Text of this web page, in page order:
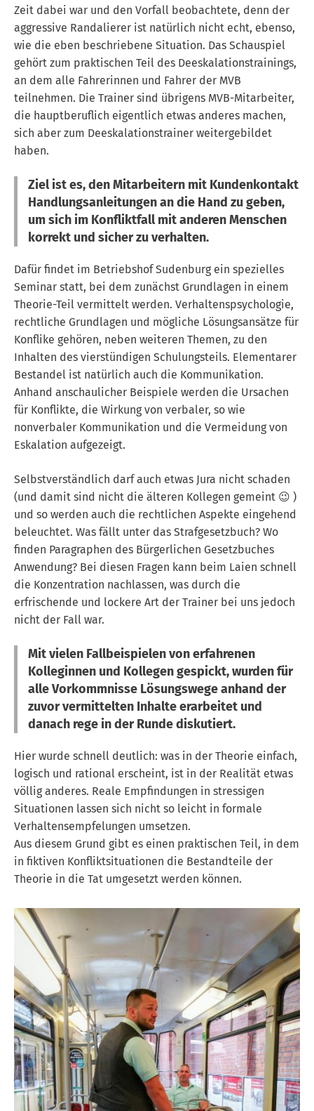
Zeit dabei war und den Vorfall beobachtete, denn der
aggressive Randalierer ist natürlich nicht echt, ebenso,
wie die eben beschriebene Situation. Das Schauspiel
gehört zum praktischen Teil des Deeskalationstrainings,
an dem alle Fahrerinnen und Fahrer der MVB
teilnehmen. Die Trainer sind übrigens MVB-Mitarbeiter,
die hauptberuflich eigentlich etwas anderes machen,
sich aber zum Deeskalationstrainer weitergebildet
haben.
Ziel ist es, den Mitarbeitern mit Kundenkontakt
Handlungsanleitungen an die Hand zu geben,
um sich im Konfliktfall mit anderen Menschen
korrekt und sicher zu verhalten.
Dafür findet im Betriebshof Sudenburg ein spezielles
Seminar statt, bei dem zunächst Grundlagen in einem
Theorie-Teil vermittelt werden. Verhaltenspsychologie,
rechtliche Grundlagen und mögliche Lösungsansätze für
Konflike gehören, neben weiteren Themen, zu den
Inhalten des vierstündigen Schulungsteils. Elementarer
Bestandel ist natürlich auch die Kommunikation.
Anhand anschaulicher Beispiele werden die Ursachen
für Konflikte, die Wirkung von verbaler, so wie
nonverbaler Kommunikation und die Vermeidung von
Eskalation aufgezeigt.
Selbstverständlich darf auch etwas Jura nicht schaden
(und damit sind nicht die älteren Kollegen gemeint 😉 )
und so werden auch die rechtlichen Aspekte eingehend
beleuchtet. Was fällt unter das Strafgesetzbuch? Wo
finden Paragraphen des Bürgerlichen Gesetzbuches
Anwendung? Bei diesen Fragen kann beim Laien schnell
die Konzentration nachlassen, was durch die
erfrischende und lockere Art der Trainer bei uns jedoch
nicht der Fall war.
Mit vielen Fallbeispielen von erfahrenen
Kolleginnen und Kollegen gespickt, wurden für
alle Vorkommnisse Lösungswege anhand der
zuvor vermittelten Inhalte erarbeitet und
danach rege in der Runde diskutiert.
Hier wurde schnell deutlich: was in der Theorie einfach,
logisch und rational erscheint, ist in der Realität etwas
völlig anderes. Reale Empfindungen in stressigen
Situationen lassen sich nicht so leicht in formale
Verhaltensempfelungen umsetzen.
Aus diesem Grund gibt es einen praktischen Teil, in dem
in fiktiven Konfliktsituationen die Bestandteile der
Theorie in die Tat umgesetzt werden können.